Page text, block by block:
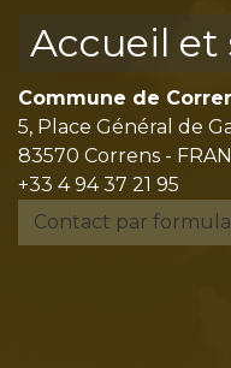
Accueil et
Commune de
5, Place Général de
83570 Correns -
+33 4 94 37 21 95
Contact par